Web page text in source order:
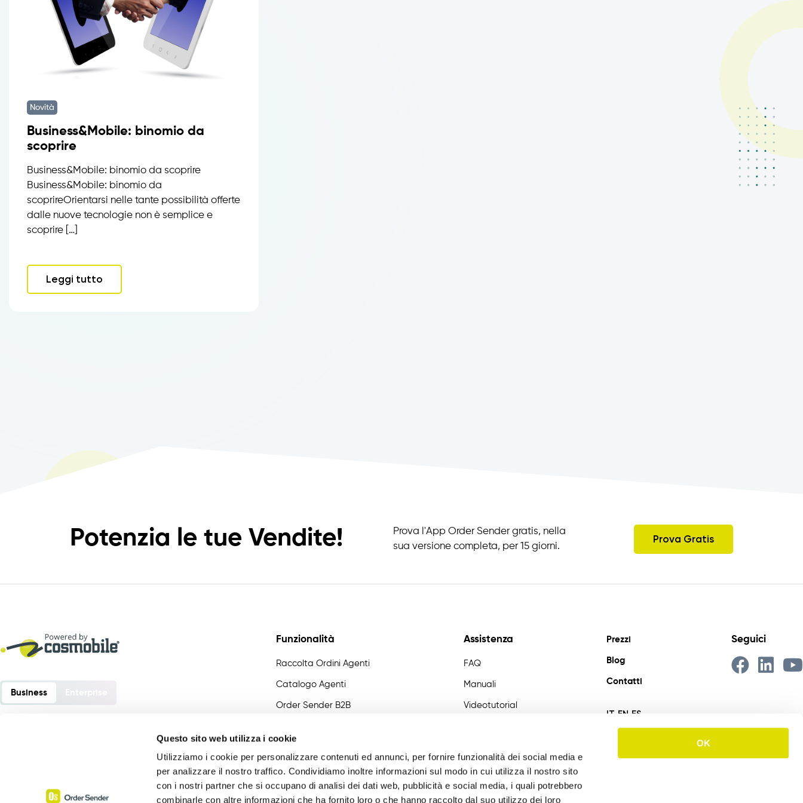
Questo sito web utilizza i cookie
Utilizziamo i cookie per personalizzare contenuti ed annunci, per fornire funzionalità dei social media e
per analizzare il nostro traffico. Condividiamo inoltre informazioni sul modo in cui utilizza il nostro sito
con i nostri partner che si occupano di analisi dei dati web, pubblicità e social media, i quali potrebbero
combinarle con altre informazioni che ha fornito loro o che hanno raccolto dal suo utilizzo dei loro
OK
Novità
Business&Mobile: binomio da
scoprire
Business&Mobile: binomio da scoprire
Business&Mobile: binomio da
scoprireOrientarsi nelle tante possibilità offerte
dalle nuove tecnologie non è semplice e
scoprire […]
Leggi tutto
Potenzia le tue Vendite!
Prova l'App Order Sender gratis, nella
sua versione completa, per 15 giorni.
Prova Gratis
Business
Order Sender è un software sviluppato da:
Via Europa 6 – 40061 Minerbio (BO) – Italia
Funzionalità
Raccolta Ordini Agenti
Catalogo Agenti
Order Sender B2B
Anagrafiche Certificate
Provvigioni
Assistenza
FAQ
Manuali
Videotutorial
Prezzi
Blog
Contatti
IT EN ES
Seguici